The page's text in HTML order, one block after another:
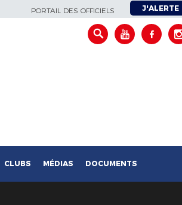
PORTAIL DES OFFICIELS J'ALERTE
CLUBS MÉDIAS DOCUMENTS